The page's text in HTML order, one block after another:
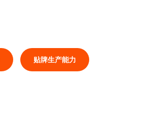
贴牌生产能力